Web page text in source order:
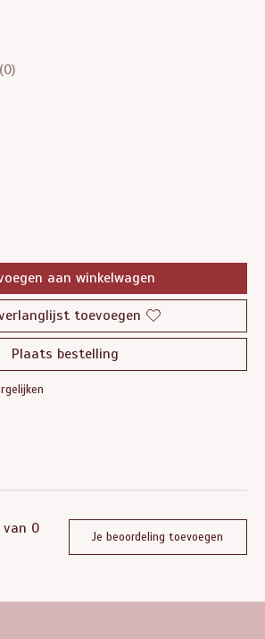
dit product is
(0)
aan winkelwagen
toevoegen
Plaats bestelling
0
Je beoordeling toevoegen